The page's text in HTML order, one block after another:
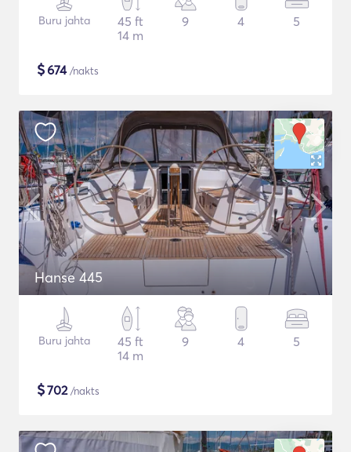
Buru jahta
45 ft
14 m
9 4 5
$674/nakts
Hanse 445
Buru jahta
45 ft
14 m
9 4 5
$702/nakts